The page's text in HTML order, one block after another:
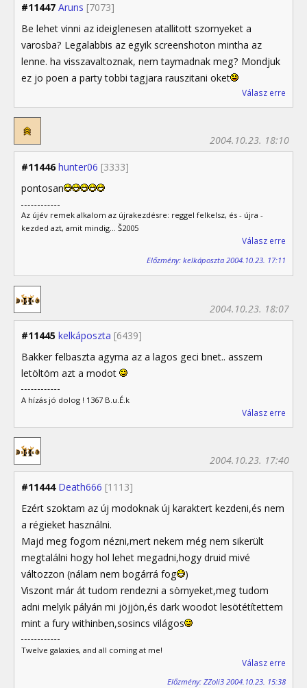
#11447 Aruns [7073]
Be lehet vinni az ideiglenesen atallitott szornyeket a
varosba? Legalabbis az egyik screenshoton mintha az
lenne. ha visszavaltoznak, nem taymadnak meg? Mondjuk
ez jo poen a party tobbi tagjara rauszitani oket
Válasz erre
#11446 hunter06 [3333]
2004.10.23. 18:10
pontosan
Az újév remek alkalom az újrakezdésre: reggel felkelsz, és - újra -
kezded azt, amit mindig... Š2005
Válasz erre
Előzmény: kelkáposzta 2004.10.23. 17:11
#11445 kelkáposzta [6439]
2004.10.23. 18:07
Bakker felbaszta agyma az a lagos geci bnet.. asszem
letöltöm azt a modot
A hízás jó dolog ! 1367 B.u.É.k
Válasz erre
#11444 Death666 [1113]
2004.10.23. 17:40
Ezért szoktam az új modoknak új karaktert kezdeni,és nem
a régieket használni.
Majd meg fogom nézni,mert nekem még nem sikerült
megtalálni hogy hol lehet megadni,hogy druid mivé
változzon (nálam nem bogárrá fog
)
Viszont már át tudom rendezni a sörnyeket,meg tudom
adni melyik pályán mi jöjjön,és dark woodot lesötétítettem
mint a fury withinben,sosincs világos
Twelve galaxies, and all coming at me!
Válasz erre
Előzmény: ZZoli3 2004.10.23. 15:38